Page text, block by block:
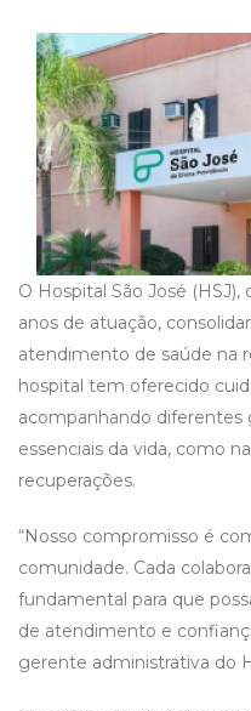
O Hospital São José
anos de atuação,
atendimento de saúde na
hospital tem oferecido
acompanhando
essenciais da vida, como
recuperações.
“Nosso compromisso é
comunidade. Cada
fundamental para que
de atendimento e
gerente administrativa do